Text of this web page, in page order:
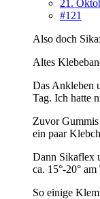
21.
#121
Also doch
Altes
Das Ankleben
Tag. Ich hatte
Zuvor
ein paar
Dann Sikaflex
ca. 15°-20° am
So einige